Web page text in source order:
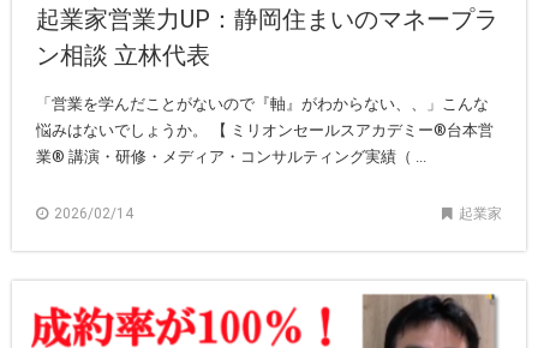
起業家営業力UP：静岡住まいのマネープラ
ン相談 立林代表
「営業を学んだことがないので『軸』がわからない、、」こんな
悩みはないでしょうか。 【 ミリオンセールスアカデミー®︎台本営
業®︎ 講演・研修・メディア・コンサルティング実績（ ...
2026/02/14 起業家